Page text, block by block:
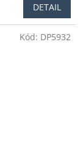
DETAIL
Kód: DP5932